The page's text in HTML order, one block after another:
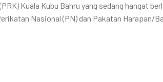
Kuala Kubu Bahru yang sedang hangat
Nasional (PN) dan Pakatan Harapan/